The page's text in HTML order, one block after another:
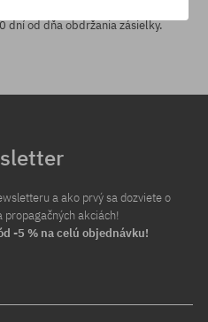
dní od dňa obdržania zásielky.
a ako prvý sa dozviete o
propagačných akciách!
-5 % na celú objednávku!